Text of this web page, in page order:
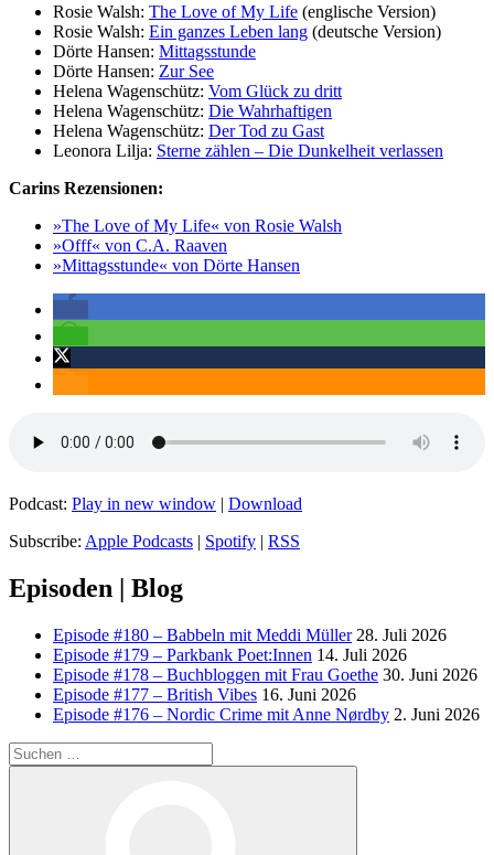
Rosie Walsh: The Love of My Life (englische Version)
Rosie Walsh: Ein ganzes Leben lang (deutsche Version)
Dörte Hansen: Mittagsstunde
Dörte Hansen: Zur See
Helena Wagenschütz: Vom Glück zu dritt
Helena Wagenschütz: Die Wahrhaftigen
Helena Wagenschütz: Der Tod zu Gast
Leonora Lilja: Sterne zählen – Die Dunkelheit verlassen
Carins Rezensionen:
»The Love of My Life« von Rosie Walsh
»Offf« von C.A. Raaven
»Mittagsstunde« von Dörte Hansen
Podcast: Play in new window | Download
Subscribe: Apple Podcasts | Spotify | RSS
Episoden | Blog
Episode #180 – Babbeln mit Meddi Müller 28. Juli 2026
Episode #179 – Parkbank Poet:Innen 14. Juli 2026
Episode #178 – Buchbloggen mit Frau Goethe 30. Juni 2026
Episode #177 – British Vibes 16. Juni 2026
Episode #176 – Nordic Crime mit Anne Nørdby 2. Juni 2026
Suchen
nach: